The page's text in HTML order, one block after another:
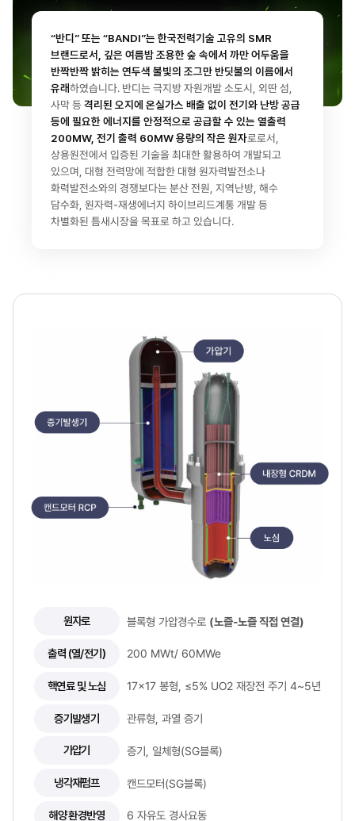
“반디” 또는 “BANDI”는 한국전력기술 고유의 SMR
브랜드로서, 깊은 여름밤 조용한 숲 속에서 까만 어두움을
반짝반짝 밝히는 연두색 불빛의 조그만 반딧불의 이름에서
유래하였습니다. 반디는 극지방 자원개발 소도시, 외딴 섬,
사막 등격리된 오지에 온실가스 배출 없이 전기와 난방 공급
등에 필요한 에너지를 안정적으로 공급할 수 있는 열출력
200MW, 전기 출력 60MW 용량의 작은 원자로로서,
상용원전에서 입증된 기술을 최대한 활용하여 개발되고
있으며, 대형 전력망에 적합한 대형 원자력발전소나
화력발전소와의 경쟁보다는 분산 전원, 지역난방, 해수
담수화, 원자력-재생에너지 하이브리드계통 개발 등
차별화된 틈새시장을 목표로 하고 있습니다.
원자로 블록형 가압경수로 (노즐-노즐 직접 연결)
출력 (열/전기) 200 MWt/ 60MWe
핵연료 및 노심 17x17 봉형, ≤5% UO2 재장전 주기 4~5년
증기발생기 관류형, 과열 증기
가압기 증기, 일체형(SG블록)
냉각재펌프 캔드모터(SG블록)
해양 환경반영 6 자유도 경사요동